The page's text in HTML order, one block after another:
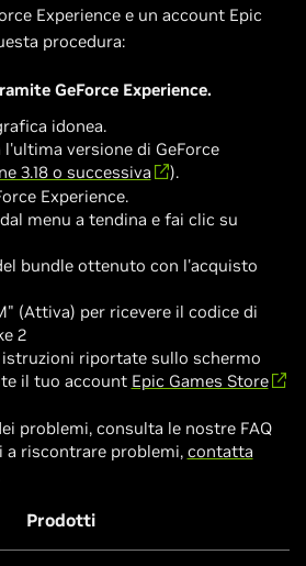
Experience e un account Epic
procedura:
GeForce Experience.
idonea.
versione di GeForce
3.18 o successiva
).
Experience.
menu a tendina e fai clic su
bundle ottenuto con l'acquisto
(Attiva) per ricevere il codice di
2
riportate sullo schermo
il tuo account Epic Games Store
problemi, consulta le nostre FAQ
a riscontrare problemi, contatta
Prodotti